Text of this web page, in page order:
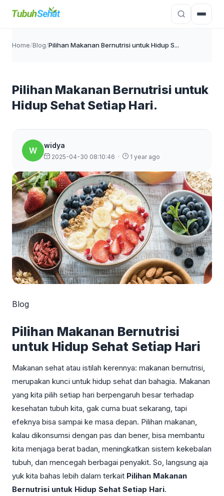
Home/Blog/Pilihan Makanan Bernutrisi untuk Hidup S...
Pilihan Makanan Bernutrisi untuk
Hidup Sehat Setiap Hari.
W
widya
2025-04-30 08:10:46 · 1 year ago
Blog
Pilihan Makanan Bernutrisi
untuk Hidup Sehat Setiap Hari
Makanan sehat atau istilah kerennya: makanan bernutrisi,
merupakan kunci untuk hidup sehat dan bahagia. Makanan
yang kita pilih setiap hari berpengaruh besar terhadap
kesehatan tubuh kita, gak cuma buat sekarang, tapi
efeknya bisa sampai ke masa depan. Pilihan makanan,
kalau dikonsumsi dengan pas dan bener, bisa membantu
kita menjaga berat badan, meningkatkan sistem kekebalan
tubuh, dan mencegah berbagai penyakit. So, langsung aja
yuk kita bahas lebih dalam terkait Pilihan Makanan
Bernutrisi untuk Hidup Sehat Setiap Hari.